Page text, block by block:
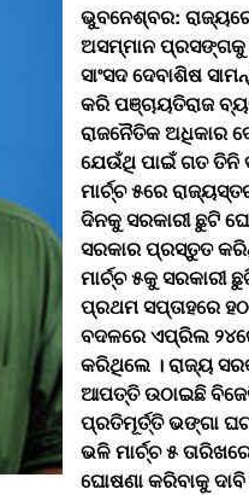
ଭୁବନେଶ୍ବର:
ଅସମ୍ମାନ ପ୍ରସଙ୍ଗକୁ
ସାଂସଦ ଦେବାଶିଷ
କରି ପଞ୍ଚାୟତିରାଜ
ରାଜନୈତିକ ଅଧିକାର
ଯେଉଁଥି ପାଇଁ ଗତ ତିନି
ମାର୍ଚ୍ଚ ୫ରେ
ଦିନକୁ ସରକାରୀ ଛୁଟି
ସରକାର ପ୍ରସ୍ତୁତ
ମାର୍ଚ୍ଚ ୫କୁ ସରକାରୀ
ପ୍ରଥମ ସପ୍ତାହରେ
ବଦଳରେ ଏପ୍ରିଲ
କରିଥିଲେ । ରାଜ୍ୟ
ଆପତ୍ତି ଉଠାଇଛି
ପ୍ରତିମୂର୍ତ୍ତି ଭଙ୍ଗା
ଭଳି ମାର୍ଚ୍ଚ ୫
ଘୋଷଣା କରିବାକୁ